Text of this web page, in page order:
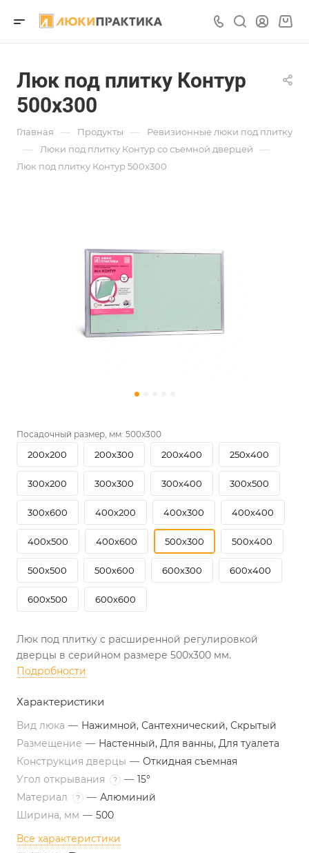
Люк под плитку Контур
500х300
Главная — Продукты — Ревизионные люки под плитку
— Люки под плитку Контур со съемной дверцей —
Люк под плитку Контур 500х300
Посадочный размер, мм: 500х300
200х200 200х300 200х400 250х400
300х200 300х300 300х400 300х500
300х600 400х200 400х300 400х400
400х500 400х600 500х300 500х400
500х500 500х600 600х300 600х400
600х500 600х600
Люк под плитку с расширенной регулировкой
дверцы в серийном размере 500х300 мм.
Подробности
Характеристики
Вид люка — Нажимной, Сантехнический, Скрытый
Размещение — Настенный, Для ванны, Для туалета
Конструкция дверцы — Откидная съемная
Угол открывания
? — 15°
Материал
? — Алюминий
Ширина, мм — 500
Все характеристики